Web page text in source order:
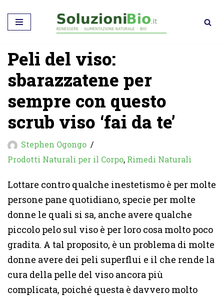
Vai
contenuto
Peli del viso:
sbarazzatene per
sempre con questo
scrub viso ‘fai da te’
Stephen Ogongo
Prodotti Naturali per il Corpo, Rimedi Naturali
Lottare contro qualche inestetismo è per molte
persone pane quotidiano, specie per molte
donne le quali si sa, anche avere qualche
piccolo pelo sul viso è per loro cosa molto poco
gradita. A tal proposito, è un problema di molte
donne avere dei peli superflui e il che rende la
cura della pelle del viso ancora più
complicata, poiché questa è davvero molto